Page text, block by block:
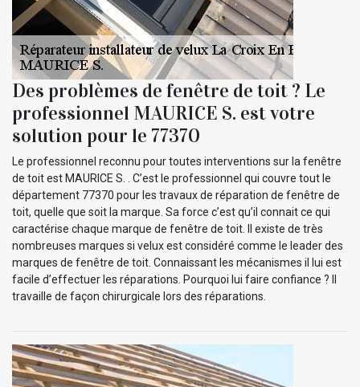
Des problèmes de fenêtre de toit ? Le
professionnel MAURICE S. est votre
solution pour le 77370
Le professionnel reconnu pour toutes interventions sur la fenêtre
de toit est MAURICE S. . C’est le professionnel qui couvre tout le
département 77370 pour les travaux de réparation de fenêtre de
toit, quelle que soit la marque. Sa force c’est qu’il connait ce qui
caractérise chaque marque de fenêtre de toit. Il existe de très
nombreuses marques si velux est considéré comme le leader des
marques de fenêtre de toit. Connaissant les mécanismes il lui est
facile d’effectuer les réparations. Pourquoi lui faire confiance ? Il
travaille de façon chirurgicale lors des réparations.